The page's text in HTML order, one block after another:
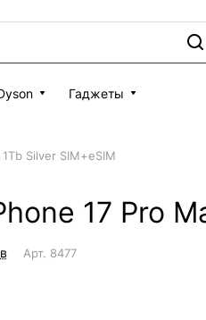
Гаджеты
Silver SIM+eSIM
17 Pro
Арт. 8477